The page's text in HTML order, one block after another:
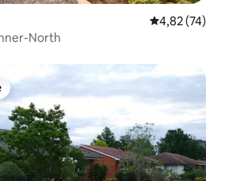
Средна
4,82 (74)
North